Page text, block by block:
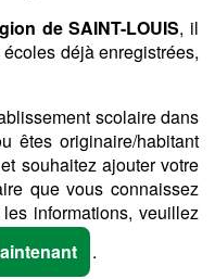
de SAINT-LOUIS, il
déjà enregistrées,
scolaire dans
êtes originaire/habitant
souhaitez ajouter votre
que vous connaissez
informations, veuillez
.